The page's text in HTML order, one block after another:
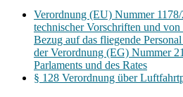
Verordnung (EU) Nummer
technischer Vorschriften und
Bezug auf das fliegende
der Verordnung (EG) Nummer
Parlaments und des Rates
§ 128 Verordnung über